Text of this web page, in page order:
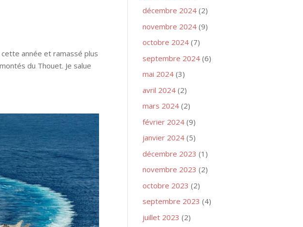
année et ramassé plus
du Thouet. Je salue
décembre 2024 (2)
novembre 2024 (9)
octobre 2024 (7)
septembre 2024 (6)
mai 2024 (3)
avril 2024 (2)
mars 2024 (2)
février 2024 (9)
janvier 2024 (5)
décembre 2023 (1)
novembre 2023 (2)
octobre 2023 (2)
septembre 2023 (4)
juillet 2023 (2)